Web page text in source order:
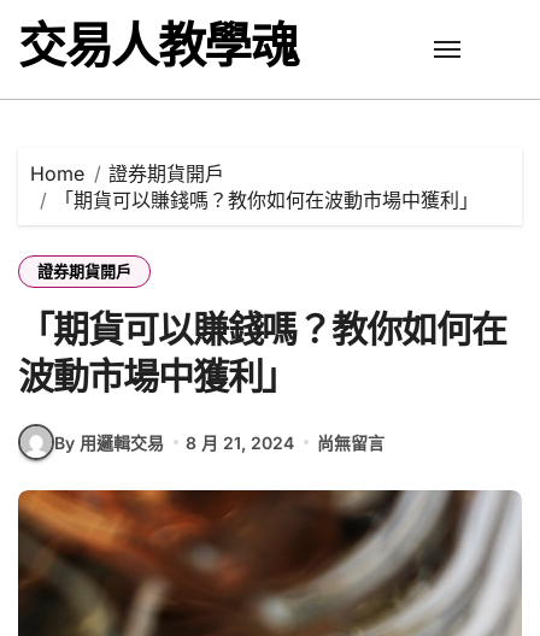
content
交易人教學魂
Home
證券期貨開戶
「期貨可以賺錢嗎？教你如何在波動市場中獲利」
證券期貨開戶
「期貨可以賺錢嗎？教你如何在
波動市場中獲利」
By 用邏輯交易 8 月 21, 2024 尚無留言